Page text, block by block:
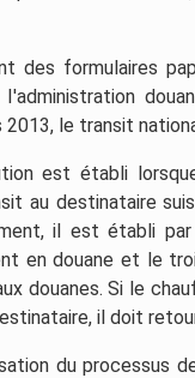
des formulaires
2013, le transit
est établi
au destinataire
il est établi
en douane et le
douanes. Si le
il doit
du processus